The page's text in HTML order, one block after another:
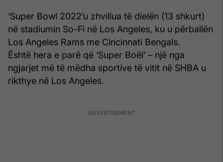
‘Super Bowl 2022’u zhvillua të dielën (13 shkurt)
në stadiumin So-Fi në Los Angeles, ku u përballën
Los Angeles Rams me Cincinnati Bengals.
Është hera e parë që ‘Super Boël’ – një nga
ngjarjet më të mëdha sportive të vitit në SHBA u
rikthye në Los Angeles.